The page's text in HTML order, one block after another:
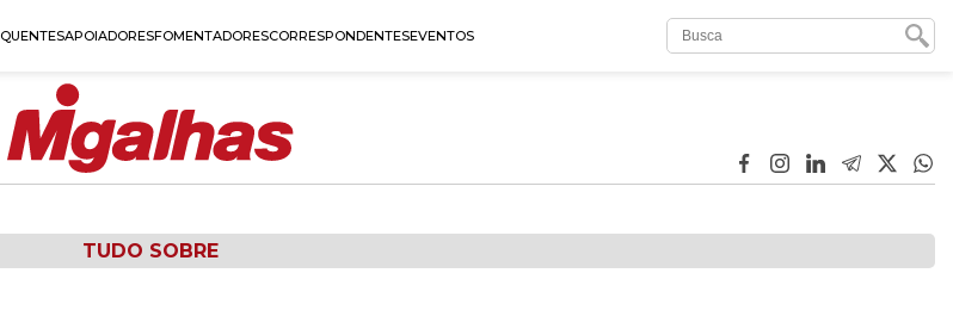
QUENTESAPOIADORESFOMENTADORESCORRESPONDENTESEVENTOS
TUDO SOBRE